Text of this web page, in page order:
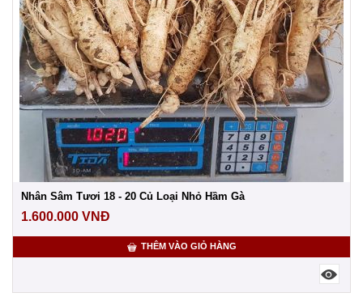
Nhân Sâm Tươi 18 - 20 Củ Loại Nhỏ Hầm Gà
1.600.000 VNĐ
THÊM VÀO GIỎ HÀNG